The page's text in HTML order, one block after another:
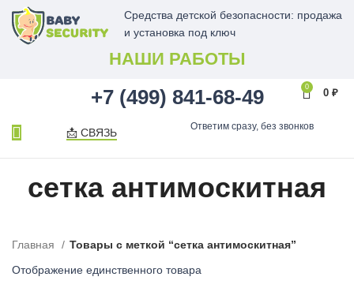
Средства детской безопасности: продажа
и установка под ключ
НАШИ РАБОТЫ
+7 (499) 841-68-49 0
0 ₽
📩 СВЯЗЬ Ответим сразу, без звонков
сетка антимоскитная
Главная
Товары с меткой “сетка антимоскитная”
Отображение единственного товара